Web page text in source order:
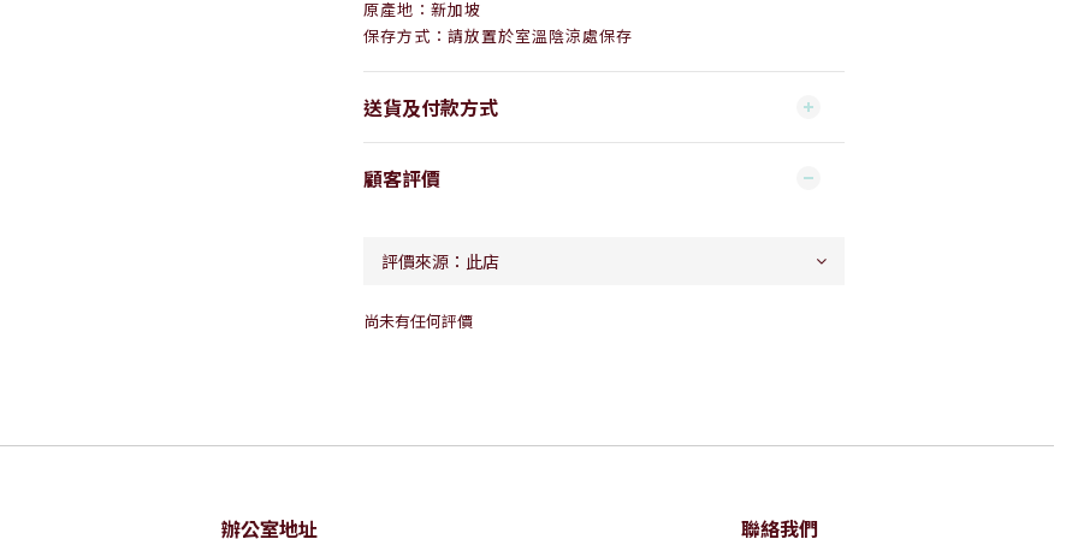
原產地：新加坡
保存方式：請放置於室溫陰涼處保存
送貨及付款方式
顧客評價
尚未有任何評價
辦公室地址 聯絡我們